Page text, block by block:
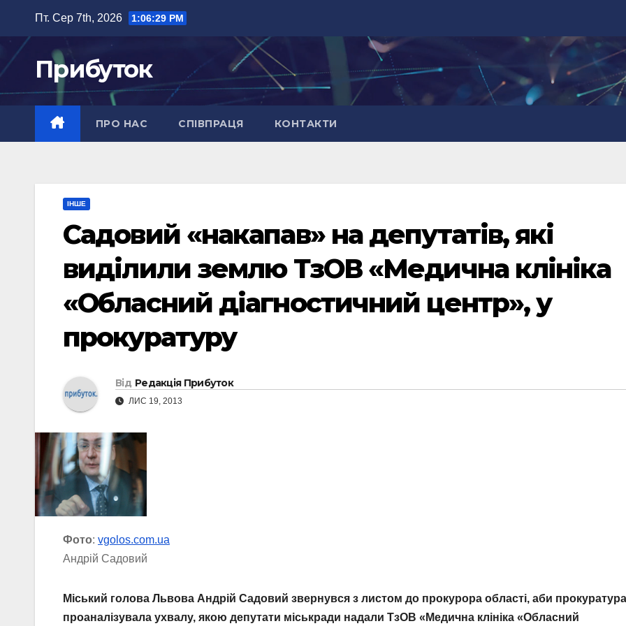
вмісту
Пт. Сер 7th, 2026 1:06:30 PM
Прибуток
ПРО НАС СПІВПРАЦЯ КОНТАКТИ
ІНШЕ
Садовий «накапав» на депутатів, які
виділили землю ТзОВ «Медична клініка
«Обласний діагностичний центр», у
прокуратуру
Від Редакція Прибуток
ЛИС 19, 2013
Фото: vgolos.com.ua
Андрій Садовий
Міський голова Львова Андрій Садовий звернувся з листом до прокурора області, аби прокуратура
проаналізувала ухвалу, якою депутати міськради надали ТзОВ «Медична клініка «Обласний